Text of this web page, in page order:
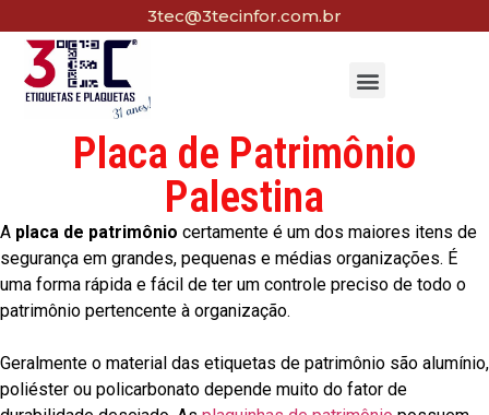
3tec@3tecinfor.com.br
Placa de Patrimônio
Palestina
A placa de patrimônio certamente é um dos maiores itens de
segurança em grandes, pequenas e médias organizações. É
uma forma rápida e fácil de ter um controle preciso de todo o
patrimônio pertencente à organização.
Geralmente o material das etiquetas de patrimônio são alumínio,
poliéster ou policarbonato depende muito do fator de